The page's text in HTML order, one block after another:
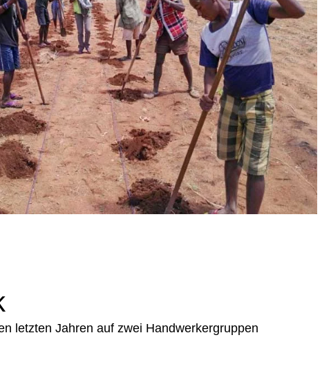
letzten Jahren auf zwei Handwerkergruppen